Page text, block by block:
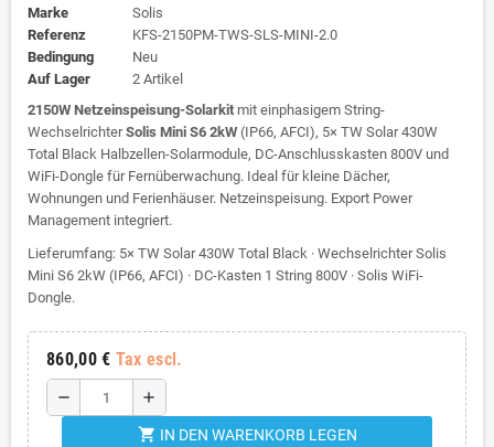
Marke
Solis
Referenz
KFS-2150PM-TWS-SLS-MINI-2.0
Bedingung
Neu
Auf Lager
2 Artikel
2150W Netzeinspeisung-Solarkit mit einphasigem String-
WechselrichterSolis Mini S6 2kW (IP66, AFCI), 5× TW Solar 430W
Total Black Halbzellen-Solarmodule, DC-Anschlusskasten 800V und
WiFi-Dongle für Fernüberwachung. Ideal für kleine Dächer,
Wohnungen und Ferienhäuser. Netzeinspeisung. Export Power
Management integriert.
Lieferumfang: 5× TW Solar 430W Total Black · Wechselrichter Solis
Mini S6 2kW (IP66, AFCI) · DC-Kasten 1 String 800V · Solis WiFi-
Dongle.
860,00 € Tax escl.
remove add
shopping_cart IN DEN WARENKORB LEGEN